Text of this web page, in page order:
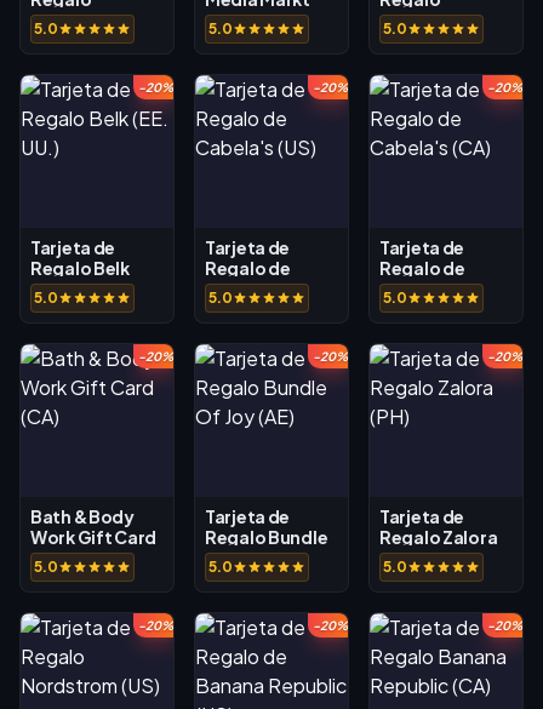
Farmatodo
(CO)
5.0
(PT)
5.0
Matahari (ID)
5.0
-20%
Tarjeta de
Regalo Belk
(EE. UU.)
5.0
-20%
Tarjeta de
Regalo de
Cabela's (US)
5.0
-20%
Tarjeta de
Regalo de
Cabela's (CA)
5.0
-20%
Bath & Body
Work Gift Card
(CA)
5.0
-20%
Tarjeta de
Regalo Bundle
Of Joy (AE)
5.0
-20%
Tarjeta de
Regalo Zalora
(PH)
5.0
-20% -20% -20%